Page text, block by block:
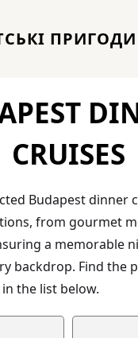
ПРИГОДИ
CRUISES
Budapest dinner
from gourmet
a memorable
backdrop. Find the
the list below.